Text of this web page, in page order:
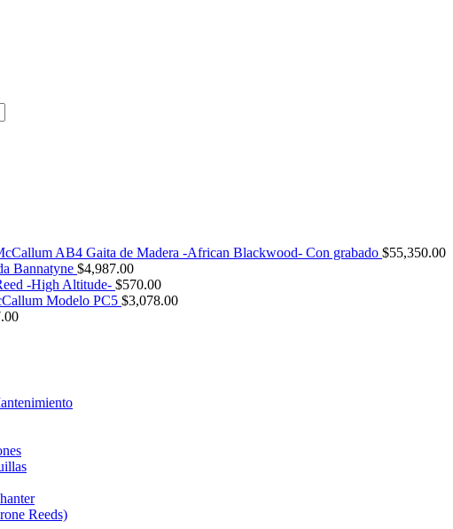
AB4 Gaita de Madera -African Blackwood- Con grabado $55,350.00
Bannatyne $4,987.00
-High Altitude- $570.00
Modelo PC5 $3,078.00
Reeds)